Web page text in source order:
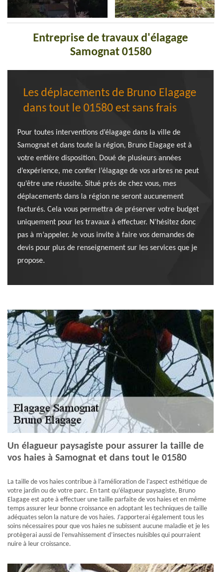
Entreprise de travaux d'élagage
Samognat 01580
Les déplacements de Bruno Elagage
dans tout le 01580 est sans frais
Pour toutes interventions d’élagage dans la ville de
Samognat et dans toute la région, Bruno Elagage est à
votre entière disposition. Doué de plusieurs années
d’expérience, me confier l’élagage de vos arbres ne peut
qu’être une réussite. Situé près de chez vous, mes
déplacements dans la région ne seront aucunement
facturés. Cela vous permettra de préserver votre budget
uniquement pour les travaux à effectuer. N’hésitez donc
pas à m’appeler. Je vous invite à faire vos demandes de
devis pour plus de renseignement sur les services que je
propose.
Un élagueur paysagiste pour assurer la taille de
vos haies à Samognat et dans tout le 01580
La taille de vos haies contribue à l’amélioration de l’aspect esthétique de
votre jardin ou de votre parc. En tant qu’élagueur paysagiste, Bruno
Elagage est apte à effectuer une taille parfaite de vos haies et en même
temps assurer leur bonne croissance en adoptant les techniques de taille
adéquates selon la nature de vos haies. J’apporterai également tous les
soins nécessaires pour que vos haies ne subissent aucune maladie et je les
protègerai aussi de l’envahissement d’insectes nuisibles qui pourraient
nuire à leur croissance.